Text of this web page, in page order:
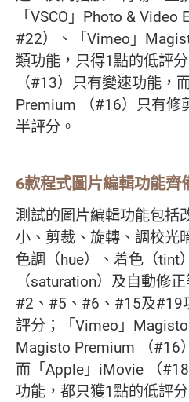
「VSCO」Photo &
#22）、「Vimeo」
類功能，只得1點的低評
（#13）只有變速功能，
Premium （#16）只有修
半評分。
6款程式圖片編輯功能齊
測試的圖片編輯功能包括
小、剪裁、旋轉、調校光
色調（hue）、着色（tint
（saturation）及自動修
#2、#5、#6、#15及#19
評分；「Vimeo」
Magisto Premium （#16
而「Apple」iMovie （
功能，都只獲1點的低評分